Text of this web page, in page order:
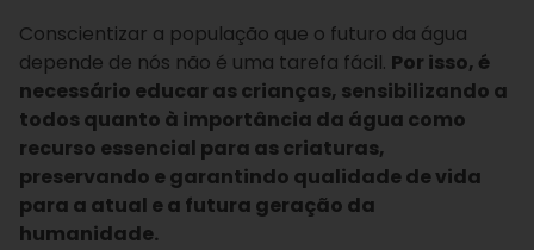
Conscientizar a população que o futuro da água
depende de nós não é uma tarefa fácil. Por isso, é
necessário educar as crianças, sensibilizando a
todos quanto à importância da água como
recurso essencial para as criaturas,
preservando e garantindo qualidade de vida
para a atual e a futura geração da
humanidade.